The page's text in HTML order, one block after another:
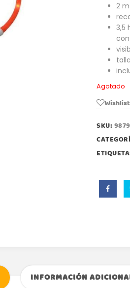
2
3,5
Agotado
Wishlist
SKU:
INFORMACIÓN